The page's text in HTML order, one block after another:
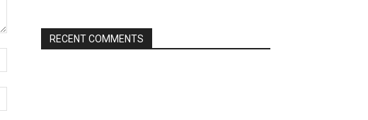
RECENT COMMENTS